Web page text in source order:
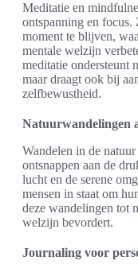
Meditatie en
ontspanning en
moment te blijven,
mentale welzijn
meditatie ondersteunt
maar draagt ook bij
zelfbewustheid.
Natuurwandelingen
Wandelen in de
ontsnappen aan de
lucht en de serene
mensen in staat om
deze wandelingen tot
welzijn bevordert.
Journaling voor